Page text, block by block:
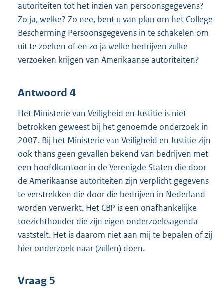
autoriteiten tot het inzien van persoonsgegevens?
Zo ja, welke? Zo nee, bent u van plan om het College
Bescherming Persoonsgegevens in te schakelen om
uit te zoeken of en zo ja welke bedrijven zulke
verzoeken krijgen van Amerikaanse autoriteiten?
Antwoord 4
Het Ministerie van Veiligheid en Justitie is niet
betrokken geweest bij het genoemde onderzoek in
2007. Bij het Ministerie van Veiligheid en Justitie zijn
ook thans geen gevallen bekend van bedrijven met
een hoofdkantoor in de Verenigde Staten die door
de Amerikaanse autoriteiten zijn verplicht gegevens
te verstrekken die door die bedrijven in Nederland
worden verwerkt. Het CBP is een onafhankelijke
toezichthouder die zijn eigen onderzoeksagenda
vaststelt. Het is daarom niet aan mij te bepalen of zij
hier onderzoek naar (zullen) doen.
Vraag 5